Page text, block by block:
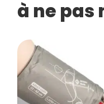
à ne pas